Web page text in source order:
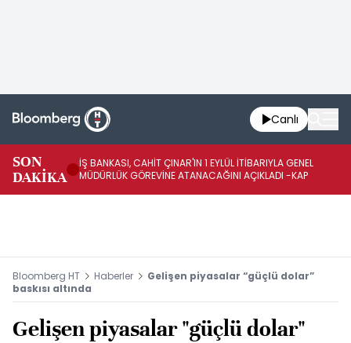
Canlı
SON
DAKİKA
İŞ BANKASI, CAHİT ÇINAR'IN 1 EYLÜL İTİBARIYLA GENEL
MÜDÜRLÜK GÖREVİNE ATANACAĞINI AÇIKLADI -KAP
Bloomberg HT Haberler
Gelişen piyasalar “güçlü dolar”
baskısı altında
Gelişen piyasalar "güçlü dolar"